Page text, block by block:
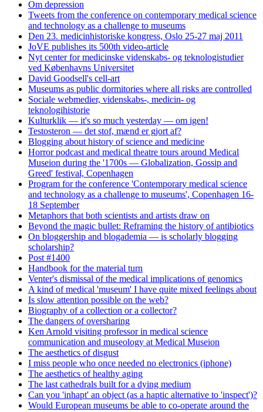
Om depression
Tweets from the conference on contemporary medical science
and technology as a challenge to museums
Den 23. medicinhistoriske kongress, Oslo 25-27 maj 2011
JoVE publishes its 500th video-article
Nyt center for medicinske videnskabs- og teknologistudier
ved Københavns Universitet
David Goodsell's cell-art
Museums as public dormitories where all risks are controlled
Sociale webmedier, videnskabs-, medicin- og
teknologihistorie
Kulturklik — it's so much yesterday — om igen!
Testosteron — det stof, mænd er gjort af?
Blogging about history of science and medicine
Horror podcast and medical theatre tours around Medical
Museion during the '1700s — Globalization, Gossip and
Greed' festival, Copenhagen
Program for the conference 'Contemporary medical science
and technology as a challenge to museums', Copenhagen 16-
18 September
Metaphors that both scientists and artists draw on
Beyond the magic bullet: Reframing the history of antibiotics
On bloggership and blogademia — is scholarly blogging
scholarship?
Post #1400
Handbook for the material turn
Venter's dismissal of the medical implications of genomics
A kind of medical 'museum' I have quite mixed feelings about
Is slow attention possible on the web?
Biography of a collection or a collector?
The dangers of oversharing
Ken Arnold visiting professor in medical science
communication and museology at Medical Museion
The aesthetics of disgust
I miss people who once needed no electronics (iphone)
The aesthetics of healthy aging
The last cathedrals built for a dying medium
Can you 'inhapt' an object (as a haptic alternative to 'inspect')?
Would European museums be able to co-operate around the